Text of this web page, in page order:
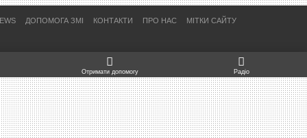
ДОПОМОГА ЗМІ КОНТАКТИ ПРО НАС МІТКИ САЙТУ
Отримати допомогу Радіо